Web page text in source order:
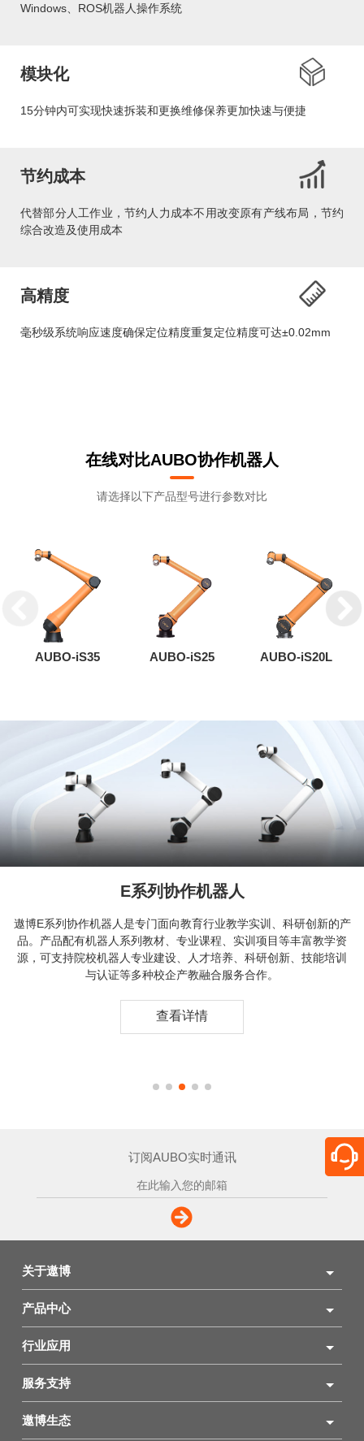
Windows、ROS机器人操作系统
模块化
15分钟内可实现快速拆装和更换维修保养更加快速与便捷
节约成本
代替部分人工作业，节约人力成本不用改变原有产线布局，节约
综合改造及使用成本
高精度
毫秒级系统响应速度确保定位精度重复定位精度可达±0.02mm
在线对比AUBO协作机器人
请选择以下产品型号进行参数对比
AUBO-iS35 AUBO-iS25 AUBO-iS20L
E系列协作机器人
遨博E系列协作机器人是专门面向教育行业教学实训、科研创新的产
品。产品配有机器人系列教材、专业课程、实训项目等丰富教学资
源，可支持院校机器人专业建设、人才培养、科研创新、技能培训
与认证等多种校企产教融合服务合作。
查看详情
订阅AUBO实时通讯
关于遨博
产品中心
行业应用
服务支持
遨博生态